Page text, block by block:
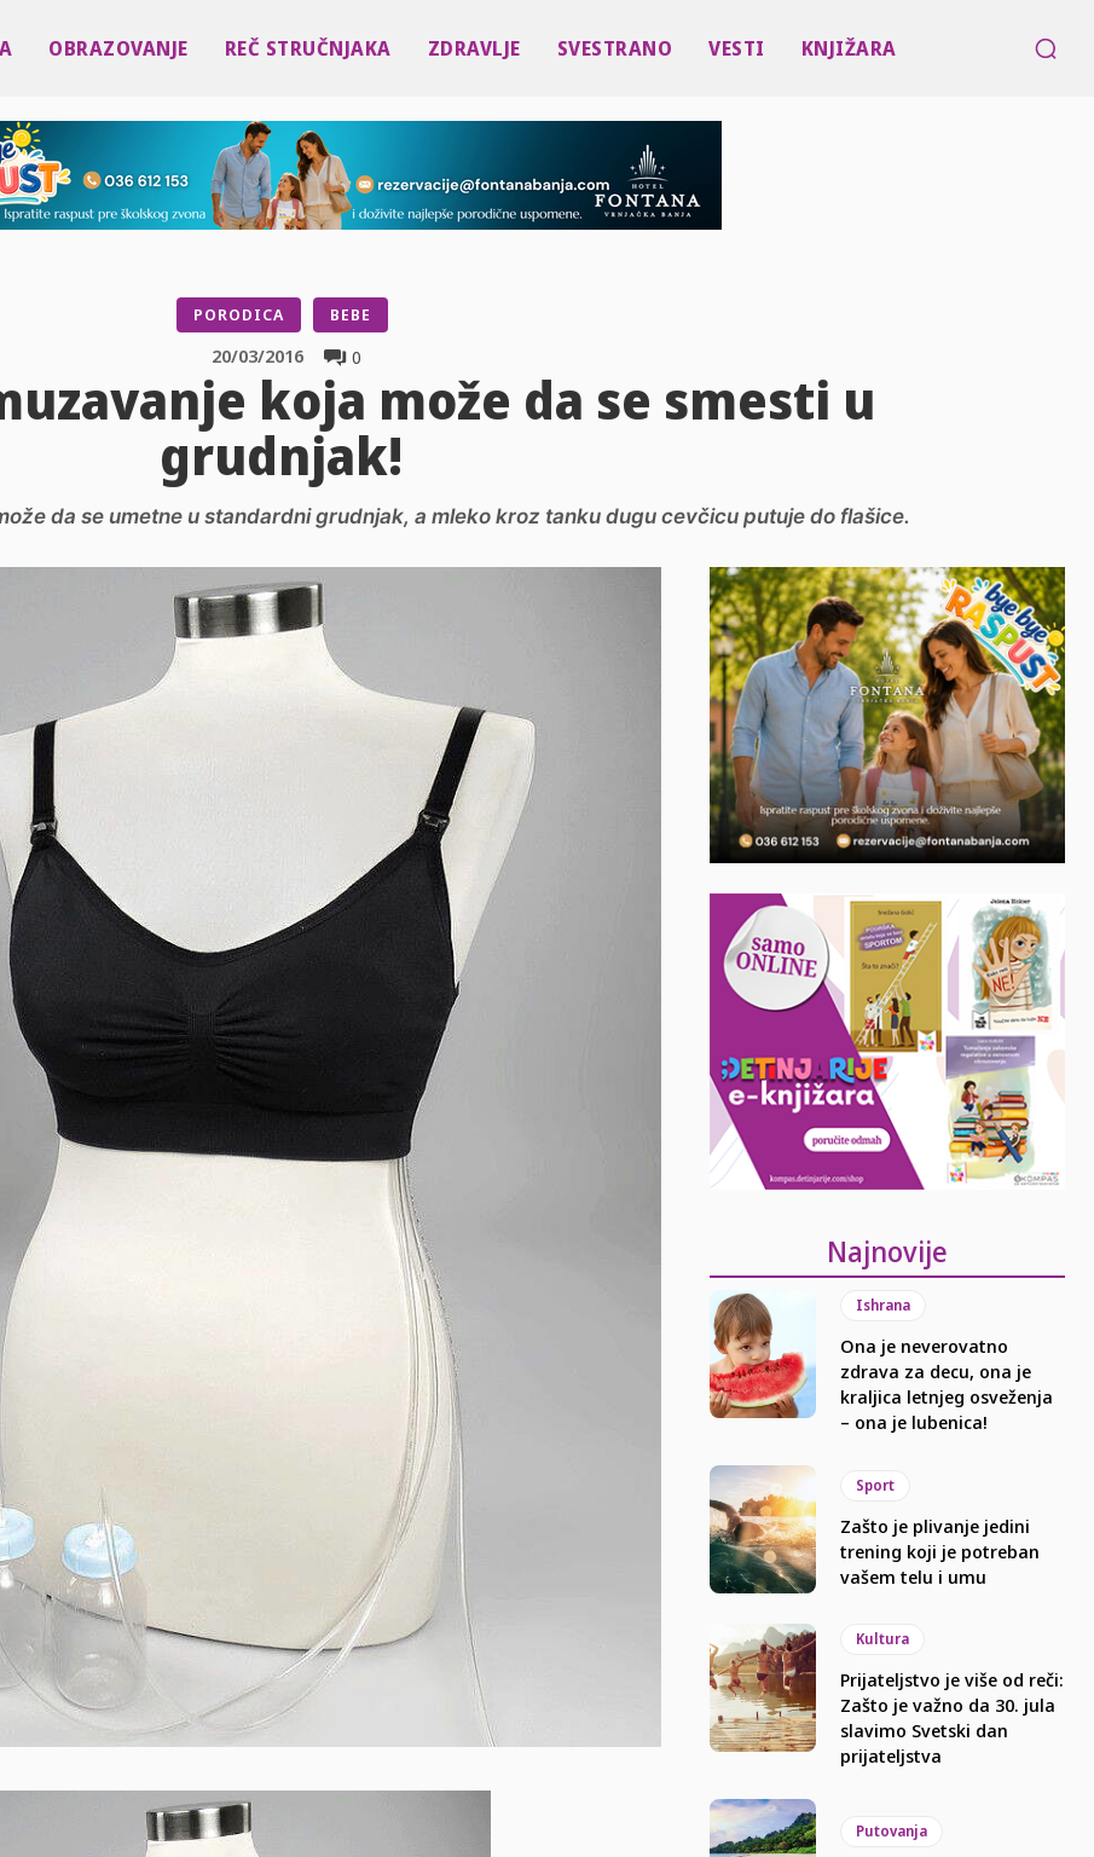
OBRAZOVANJE REČ STRUČNJAKA ZDRAVLJE SVESTRANO VESTI KNJIŽARA
PORODICA BEBE
0
20/03/2016
koja može da se smesti u
grudnjak!
da se umetne u standardni grudnjak, a mleko kroz tanku dugu cevčicu putuje do flašice.
Najnovije
Ishrana
Ona je neverovatno
zdrava za decu, ona je
kraljica letnjeg osveženja
– ona je lubenica!
Sport
Zašto je plivanje jedini
trening koji je potreban
vašem telu i umu
Kultura
Prijateljstvo je više od reči:
Zašto je važno da 30. jula
slavimo Svetski dan
prijateljstva
Putovanja